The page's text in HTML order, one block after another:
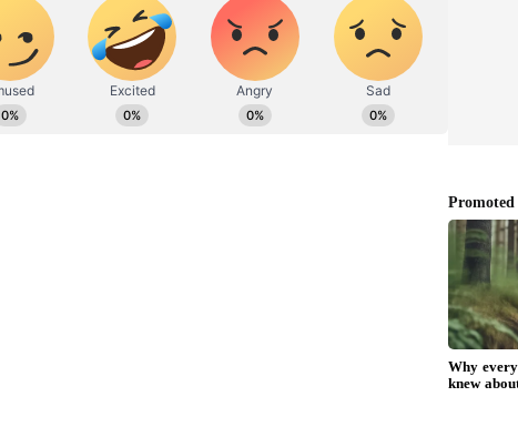
ಸೇರಿದಂತೆ ಕೆಲವು ಪ್ರಶಸ್ತಿಗಳು ಲಭಿಸಿವೆ. ಚೀನಾದಲ್ಲಿ
ಮಾಧ್ಯಮ ಕ್ಷೇತ್ರದಿಂದ ಪ್ರತಿನಿಧಿಯಾಗಿ ಆಯ್ಕೆ. ವಿಜಯವಾಣಿಯಲ್ಲಿ
ಆಗಿ ಕೆಲಸ